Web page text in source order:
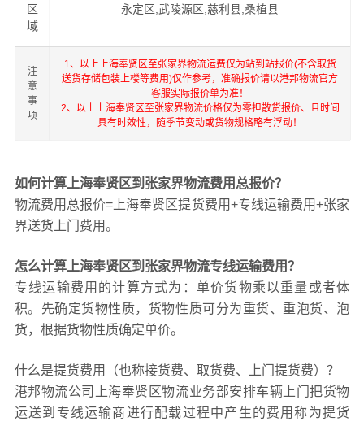
区
域
永定区,武陵源区,慈利县,桑植县
注
意
事
项
1、以上上海奉贤区至张家界物流运费仅为站到站报价(不含取货
送货存储包装上楼等费用)仅作参考，准确报价请以港邦物流官方
客服实际报价单为准！
2、以上上海奉贤区至张家界物流价格仅为零担散货报价、且时间
具有时效性，随季节变动或货物规格略有浮动！
如何计算上海奉贤区到张家界物流费用总报价？
物流费用总报价=上海奉贤区提货费用+专线运输费用+张家
界送货上门费用。
怎么计算上海奉贤区到张家界物流专线运输费用？
专线运输费用的计算方式为：单价货物乘以重量或者体
积。先确定货物性质，货物性质可分为重货、重泡货、泡
货，根据货物性质确定单价。
什么是提货费用（也称接货费、取货费、上门提货费）？
港邦物流公司上海奉贤区物流业务部安排车辆上门把货物
运送到专线运输商进行配载过程中产生的费用称为提货